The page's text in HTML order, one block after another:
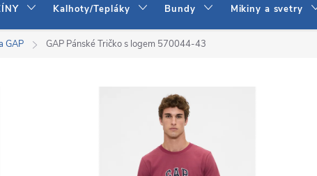
Kalhoty/Tepláky Bundy Mikiny a svetry
GAP GAP Pánské Tričko s logem 570044-43